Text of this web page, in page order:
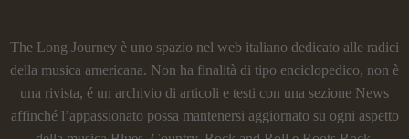
The Long Journey è uno spazio nel web italiano dedicato alle radici
della musica americana. Non ha finalità di tipo enciclopedico, non è
una rivista, é un archivio di articoli e testi con una sezione News
affinché l’appassionato possa mantenersi aggiornato su ogni aspetto